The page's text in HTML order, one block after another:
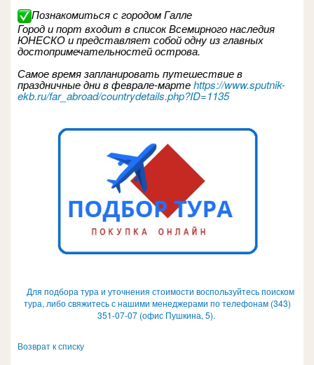
Познакомиться с городом Галле
Город и порт входит в список Всемирного наследия
ЮНЕСКО и представляет собой одну из главных
достопримечательностей острова.
Самое время запланировать путешествие в
праздничные дни в феврале-мартеhttps://www.sputnik-
ekb.ru/far_abroad/countrydetails.php?ID=1135
Для подбора тура и уточнения стоимости воспользуйтесь поиском
тура, либо свяжитесь с нашими менеджерами по телефонам (343)
351-07-07(офис Пушкина, 5).
Возврат к списку